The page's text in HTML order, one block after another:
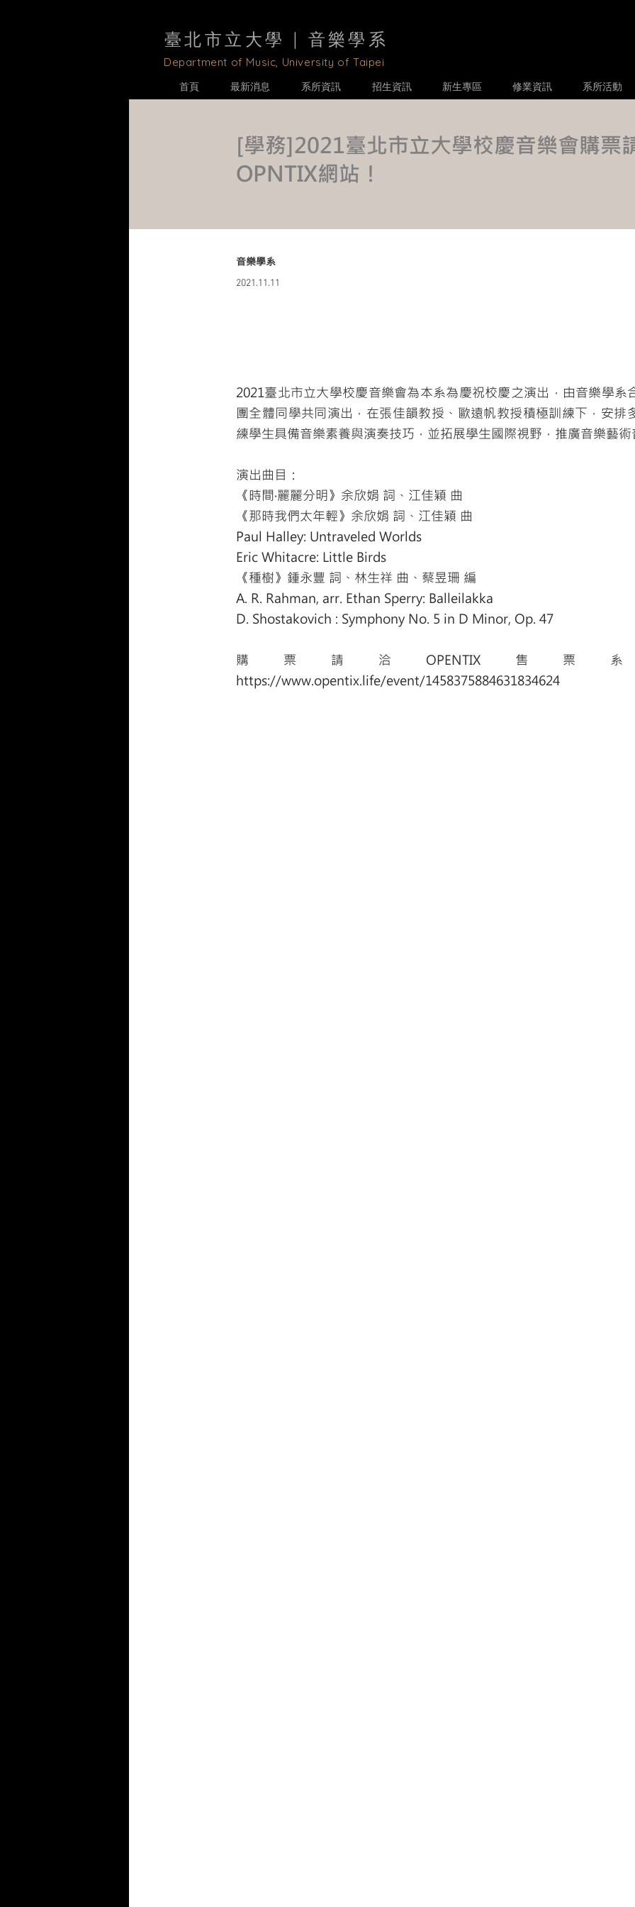
Department of Music, University of Taipei
臺北市立大學 | 音樂學 系
首頁 最新消息 系所資訊 招生資訊 新生專區 修業資訊 系所活動
[學務]2021臺北市立大學校慶音樂會購票
OPNTIX網站！
音樂學系
2021.11.11
2021臺北市立大學校慶音樂會為本系為慶祝校慶之演出，由音樂學系
團全體同學共同演出，在張佳韻教授、歐遠帆教授積極訓練下，安排
練學生具備音樂素養與演奏技巧，並拓展學生國際視野，推廣音樂藝
演出曲目：
《時間‧麗麗分明》余欣娟 詞、江佳穎 曲
《那時我們太年輕》余欣娟 詞、江佳穎 曲
Paul Halley: Untraveled Worlds
Eric Whitacre: Little Birds
《種樹》鍾永豐 詞、林生祥 曲、蔡昱珊 編
A. R. Rahman, arr. Ethan Sperry: Balleilakka
D. Shostakovich : Symphony No. 5 in D Minor, Op. 47
購票請洽OPENTIX售票
https://www.opentix.life/event/1458375884631834624